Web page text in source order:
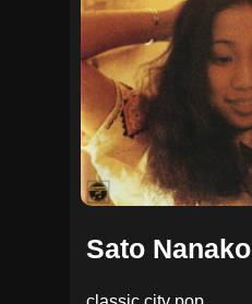
Sato Nanako